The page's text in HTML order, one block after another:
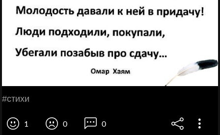
#стихи
1 0 0